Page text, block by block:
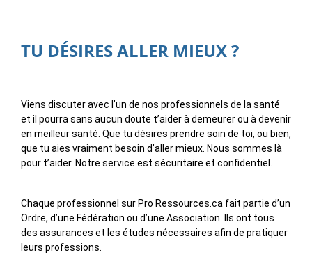
TU DÉSIRES ALLER MIEUX ?
Viens discuter avec l’un de nos professionnels de la santé
et il pourra sans aucun doute t’aider à demeurer ou à devenir
en meilleur santé. Que tu désires prendre soin de toi, ou bien,
que tu aies vraiment besoin d’aller mieux. Nous sommes là
pour t’aider. Notre service est sécuritaire et confidentiel.
Chaque professionnel sur Pro Ressources.ca fait partie d’un
Ordre, d’une Fédération ou d’une Association. Ils ont tous
des assurances et les études nécessaires afin de pratiquer
leurs professions.